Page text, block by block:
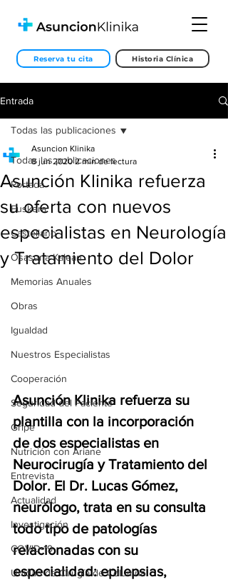
Reserva tu cita Historia Clínica
Entrada
Todas las publicaciones
Portada
Euskera
Castellano
Osasuna Kalean
Memorias Anuales
Obras
Igualdad
Nuestros Especialistas
Cooperación
Seguridad del Paciente
Gripe
Nutrición con Ariane
Entrevista
Actualidad
Investigación
COVID-19
Unidad de Cirugía de Columna
Todas las publicaciones
Asunción Klinika refuerza
su oferta con nuevos
especialistas en Neurología
y Tratamiento del Dolor
Asuncion Klinika
8 jun 2020 2 min de lectura
Asunción Klinika refuerza su
plantilla con la incorporación
de dos especialistas en
Neurocirugía y Tratamiento del
Dolor. El Dr. Lucas Gómez,
neurólogo, trata en su consulta
todo tipo de patologías
relacionadas con su
especialidad: epilepsias,